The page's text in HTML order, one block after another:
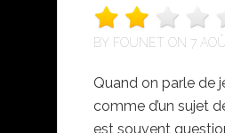
BY FOUNET ON 7
Quand on parle de
comme d’un sujet
est souvent